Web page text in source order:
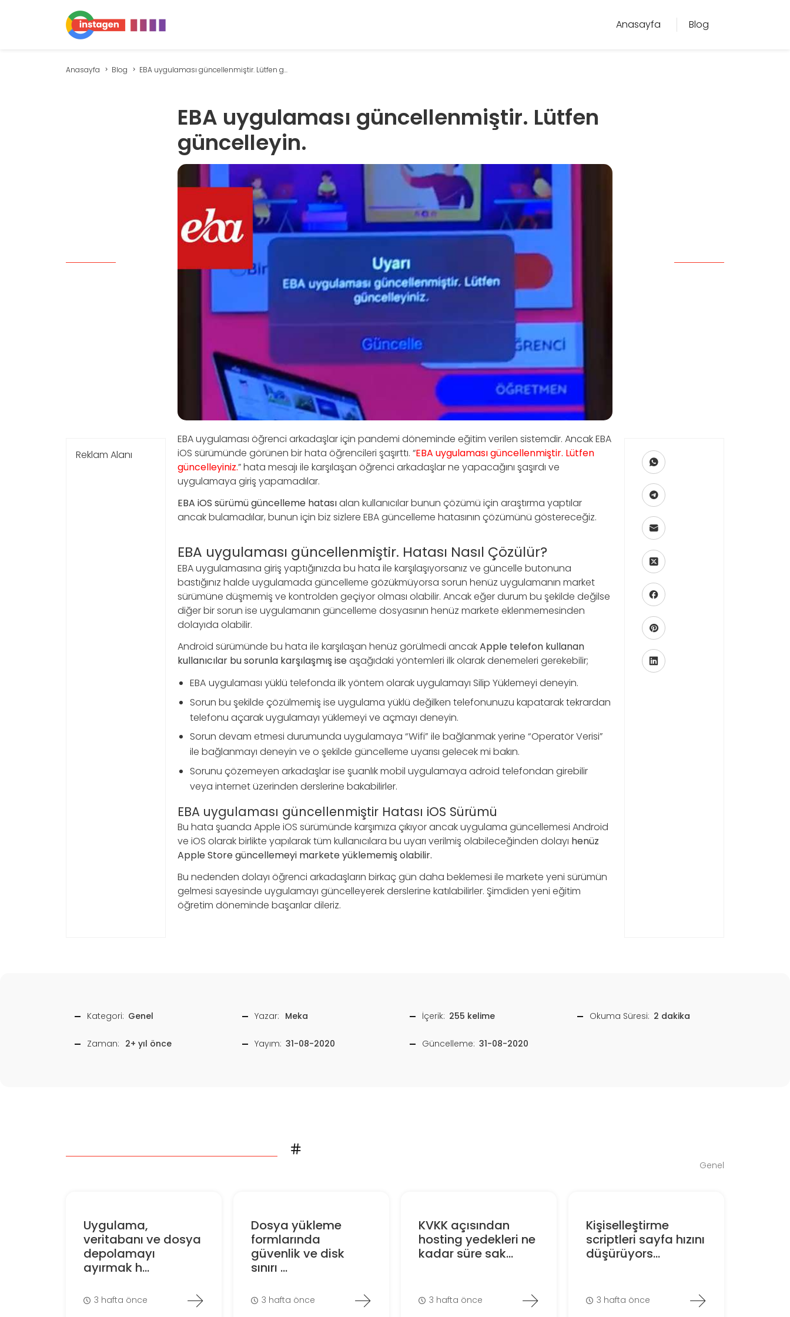
Anasayfa Blog
Anasayfa Blog EBA uygulaması güncellenmiştir. Lütfen g...
EBA uygulaması güncellenmiştir. Lütfen
güncelleyin.
Reklam Alanı
EBA uygulaması öğrenci arkadaşlar için pandemi döneminde eğitim verilen sistemdir. Ancak EBA
iOS sürümünde görünen bir hata öğrencileri şaşırttı. “EBA uygulaması güncellenmiştir. Lütfen
güncelleyiniz.” hata mesajı ile karşılaşan öğrenci arkadaşlar ne yapacağını şaşırdı ve
uygulamaya giriş yapamadılar.
EBA iOS sürümü güncelleme hatasıalan kullanıcılar bunun çözümü için araştırma yaptılar
ancak bulamadılar, bunun için biz sizlere EBA güncelleme hatasının çözümünü göstereceğiz.
EBA uygulaması güncellenmiştir. Hatası Nasıl Çözülür?
EBA uygulamasına giriş yaptığınızda bu hata ile karşılaşıyorsanız ve güncelle butonuna
bastığınız halde uygulamada güncelleme gözükmüyorsa sorun henüz uygulamanın market
sürümüne düşmemiş ve kontrolden geçiyor olması olabilir. Ancak eğer durum bu şekilde değilse
diğer bir sorun ise uygulamanın güncelleme dosyasının henüz markete eklenmemesinden
dolayıda olabilir.
Android sürümünde bu hata ile karşılaşan henüz görülmedi ancakApple telefon kullanan
kullanıcılar bu sorunla karşılaşmış iseaşağıdaki yöntemleri ilk olarak denemeleri gerekebilir;
EBA uygulaması yüklü telefonda ilk yöntem olarak uygulamayı Silip Yüklemeyi deneyin.
Sorun bu şekilde çözülmemiş ise uygulama yüklü değilken telefonunuzu kapatarak tekrardan
telefonu açarak uygulamayı yüklemeyi ve açmayı deneyin.
Sorun devam etmesi durumunda uygulamaya “Wifi” ile bağlanmak yerine “Operatör Verisi”
ile bağlanmayı deneyin ve o şekilde güncelleme uyarısı gelecek mi bakın.
Sorunu çözemeyen arkadaşlar ise şuanlık mobil uygulamaya adroid telefondan girebilir
veya internet üzerinden derslerine bakabilirler.
EBA uygulaması güncellenmiştir Hatası iOS Sürümü
Bu hata şuanda Apple iOS sürümünde karşımıza çıkıyor ancak uygulama güncellemesi Android
ve iOS olarak birlikte yapılarak tüm kullanıcılara bu uyarı verilmiş olabileceğinden dolayı henüz
Apple Store güncellemeyi markete yüklememiş olabilir.
Bu nedenden dolayı öğrenci arkadaşların birkaç gün daha beklemesi ile markete yeni sürümün
gelmesi sayesinde uygulamayı güncelleyerek derslerine katılabilirler. Şimdiden yeni eğitim
öğretim döneminde başarılar dileriz.
Kategori: Genel Yazar: Meka İçerik: 255 kelime Okuma Süresi: 2 dakika
Zaman: 2+ yıl önce Yayım: 31-08-2020 Güncelleme: 31-08-2020
Genel
Uygulama,
veritabanı ve dosya
depolamayı
ayırmak h...
3 hafta önce
Dosya yükleme
formlarında
güvenlik ve disk
sınırı ...
3 hafta önce
KVKK açısından
hosting yedekleri ne
kadar süre sak...
3 hafta önce
Kişiselleştirme
scriptleri sayfa hızını
düşürüyors...
3 hafta önce